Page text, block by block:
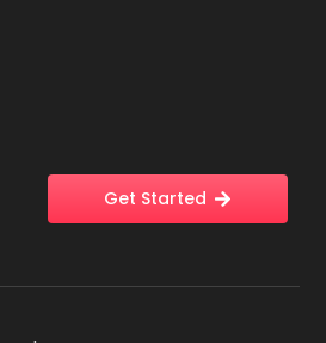
Get Started